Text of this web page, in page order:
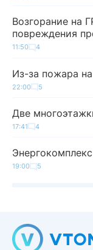
Возгорание на
повреждения
11:50 4
Из-за пожара
22:00 5
Две
17:41 4
19:00 5